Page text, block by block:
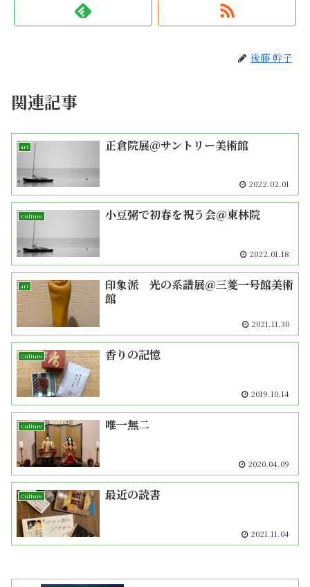
後藤 幹子
関連記事
art 正倉院展＠サントリー美術館
2022.02.01
Culture 小豆粥で初春を祝う会＠東林院
2022.01.18
art
印象派 光の系譜展＠三菱一号館美術
館
2021.11.30
Culture 香りの記憶
2019.10.14
Culture 唯一無二
2020.04.09
Culture 最近の読書
2021.11.04